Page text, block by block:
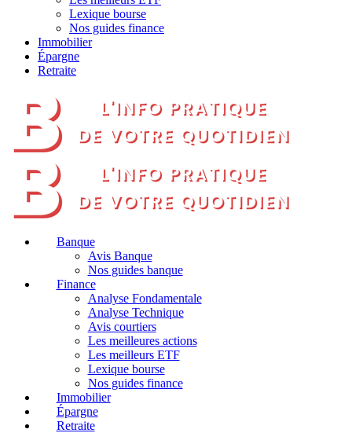
Lexique bourse
Nos guides finance
Immobilier
Épargne
Retraite
Banque
Avis Banque
Nos guides banque
Finance
Analyse Fondamentale
Analyse Technique
Avis courtiers
Les meilleures actions
Les meilleurs ETF
Lexique bourse
Nos guides finance
Immobilier
Épargne
Retraite